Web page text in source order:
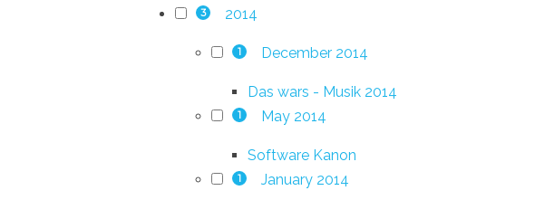
3 2014
1 December 2014
Das wars - Musik 2014
1 May 2014
Software Kanon
1 January 2014